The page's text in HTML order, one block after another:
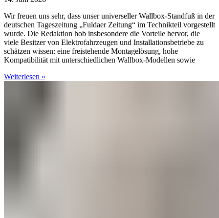
Wir freuen uns sehr, dass unser universeller Wallbox-Standfuß in der
deutschen Tageszeitung „Fuldaer Zeitung“ im Technikteil vorgestellt
wurde. Die Redaktion hob insbesondere die Vorteile hervor, die
viele Besitzer von Elektrofahrzeugen und Installationsbetriebe zu
schätzen wissen: eine freistehende Montagelösung, hohe
Kompatibilität mit unterschiedlichen Wallbox-Modellen sowie
Weiterlesen »